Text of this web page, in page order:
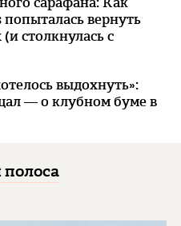
вернуть
столкнулась с
выдохнуть»:
— о клубном буме в